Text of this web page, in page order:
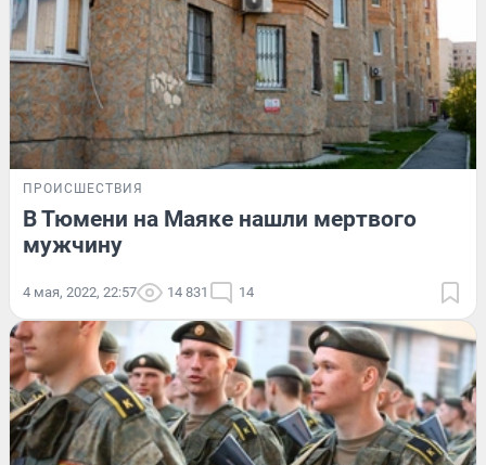
ПРОИСШЕСТВИЯ
В Тюмени на Маяке нашли мертвого
мужчину
4 мая, 2022, 22:57 14 831 14